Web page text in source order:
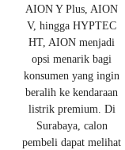
AION Y Plus, AION
V, hingga HYPTEC
HT, AION menjadi
opsi menarik bagi
konsumen yang ingin
beralih ke kendaraan
listrik premium. Di
Surabaya, calon
pembeli dapat melihat